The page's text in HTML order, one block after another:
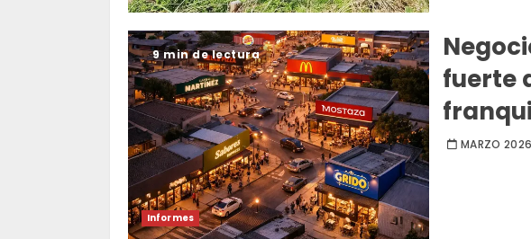
9 min de lectura
Informes
fuerte
MARZO 2026